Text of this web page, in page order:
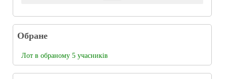
Обране
Лот в обраному 5 учасників